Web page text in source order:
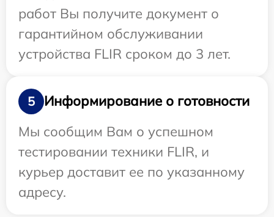
работ Вы получите документ о
гарантийном обслуживании
устройства FLIR сроком до 3 лет.
5
Информирование о готовности
Мы сообщим Вам о успешном
тестировании техники FLIR, и
курьер доставит ее по указанному
адресу.